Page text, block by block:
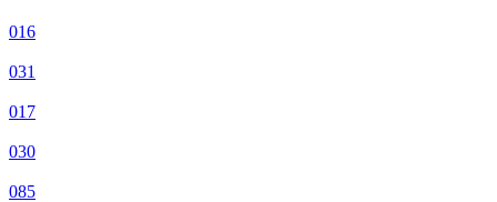
016
031
017
030
085